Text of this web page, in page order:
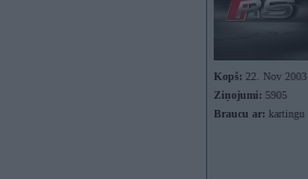
Kopš: 22. Nov 2003
Ziņojumi: 5905
Braucu ar: kartingu